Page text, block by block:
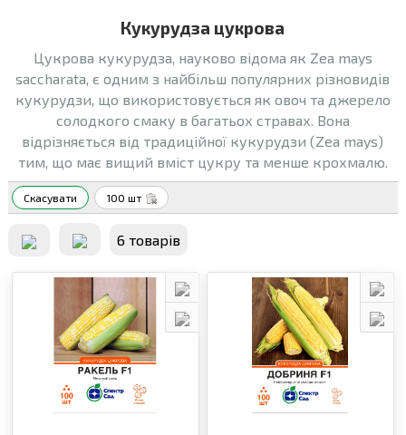
Кукурудза цукрова
Цукрова кукурудза, науково відома як Zea mays
saccharata, є одним з найбільш популярних різновидів
кукурудзи, що використовується як овоч та джерело
солодкого смаку в багатьох стравах. Вона
відрізняється від традиційної кукурудзи (Zea mays)
тим, що має вищий вміст цукру та менше крохмалю.
Скасувати 100 шт
6 товарiв